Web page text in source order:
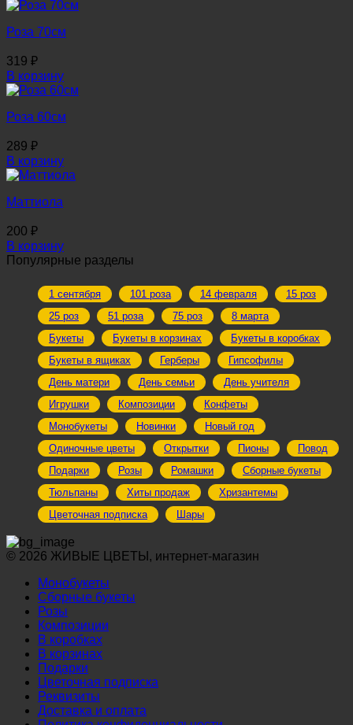
Роза 70см
319 ₽
В корзину
Роза 60см
289 ₽
В корзину
Маттиола
200 ₽
В корзину
Популярные разделы
1 сентября 101 роза 14 февраля
15 роз
25 роз
51 роза 75 роз
8 марта
Букеты
Букеты в корзинах
Букеты в коробках
Букеты в ящиках
Герберы
Гипсофилы
День матери
День семьи
День учителя
Игрушки
Композиции
Конфеты
Монобукеты
Новинки
Новый год
Одиночные цветы
Открытки Пионы
Повод
Подарки
Розы Ромашки
Сборные букеты
Тюльпаны
Хиты продаж
Хризантемы
Цветочная подписка
Шары
© 2026 ЖИВЫЕ ЦВЕТЫ, интернет-магазин
Монобукеты
Сборные букеты
Розы
Композиции
В коробках
В корзинах
Подарки
Цветочная подписка
Реквизиты
Доставка и оплата